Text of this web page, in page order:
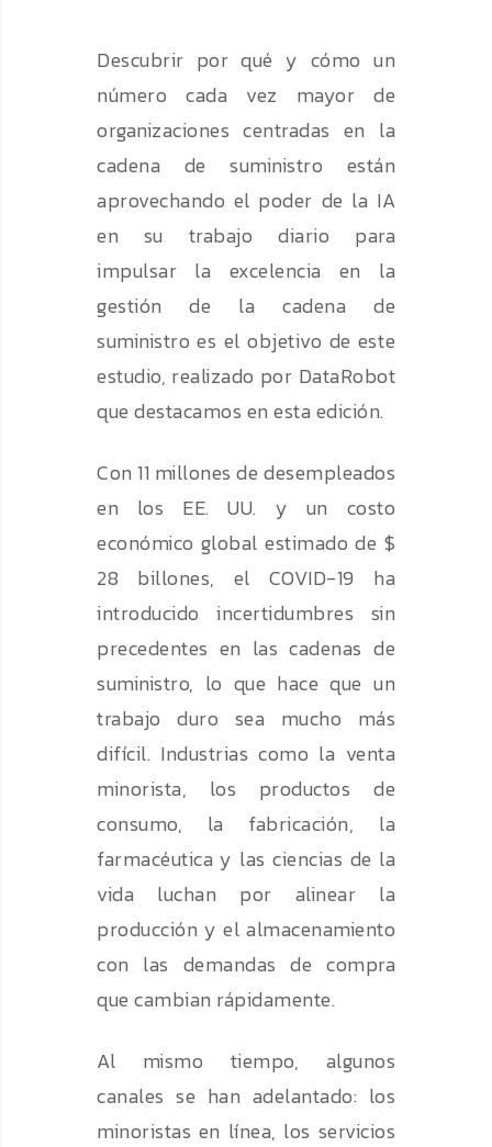
Descubrir por qué y cómo un
número cada vez mayor de
organizaciones centradas en la
cadena de suministro están
aprovechando el poder de la IA
en su trabajo diario para
impulsar la excelencia en la
gestión de la cadena de
suministro es el objetivo de este
estudio, realizado por DataRobot
que destacamos en esta edición.
Con 11 millones de desempleados
en los EE. UU. y un costo
económico global estimado de $
28 billones, el COVID-19 ha
introducido incertidumbres sin
precedentes en las cadenas de
suministro, lo que hace que un
trabajo duro sea mucho más
difícil. Industrias como la venta
minorista, los productos de
consumo, la fabricación, la
farmacéutica y las ciencias de la
vida luchan por alinear la
producción y el almacenamiento
con las demandas de compra
que cambian rápidamente.
Al mismo tiempo, algunos
canales se han adelantado: los
minoristas en línea, los servicios